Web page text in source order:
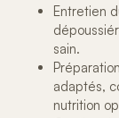
Entretien
sain.
adaptés,
nutrition